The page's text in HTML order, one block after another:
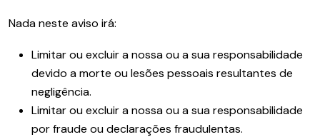
Nada neste aviso irá:
Limitar ou excluir a nossa ou a sua responsabilidade
devido a morte ou lesões pessoais resultantes de
negligência.
Limitar ou excluir a nossa ou a sua responsabilidade
por fraude ou declarações fraudulentas.